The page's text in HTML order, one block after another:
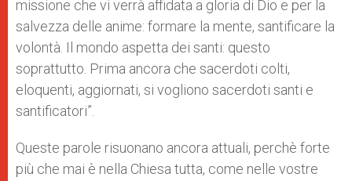
missione che vi verrà affidata a gloria di Dio e per la
salvezza delle anime: formare la mente, santificare la
volontà. Il mondo aspetta dei santi: questo
soprattutto. Prima ancora che sacerdoti colti,
eloquenti, aggiornati, si vogliono sacerdoti santi e
santificatori”.
Queste parole risuonano ancora attuali, perchè forte
più che mai è nella Chiesa tutta, come nelle vostre